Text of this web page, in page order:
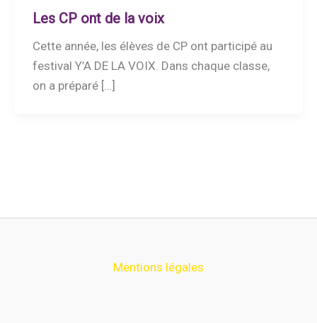
Les CP ont de la voix
Cette année, les élèves de CP ont participé au
festival Y’A DE LA VOIX. Dans chaque classe,
on a préparé […]
Mentions légales